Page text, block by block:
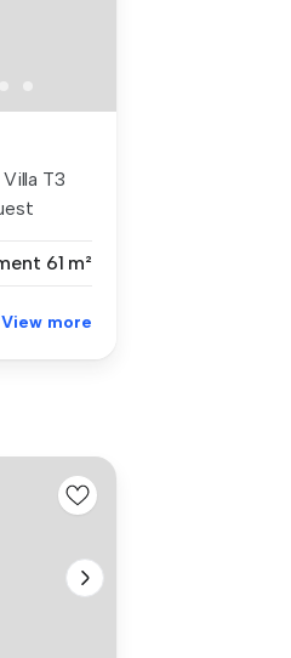
T3
61 m²
View more